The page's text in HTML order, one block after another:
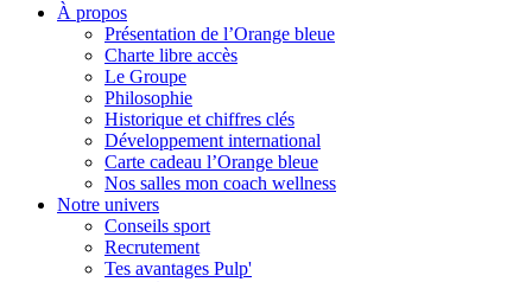
À propos
Présentation de l’Orange bleue
Charte libre accès
Le Groupe
Philosophie
Historique et chiffres clés
Développement international
Carte cadeau l’Orange bleue
Nos salles mon coach wellness
Notre univers
Conseils sport
Recrutement
Tes avantages Pulp'